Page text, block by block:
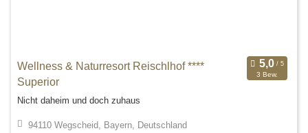
Wellness & Naturresort Reischlhof ****
Superior
3 Bew.
Nicht daheim und doch zuhaus
94110 Wegscheid, Bayern, Deutschland